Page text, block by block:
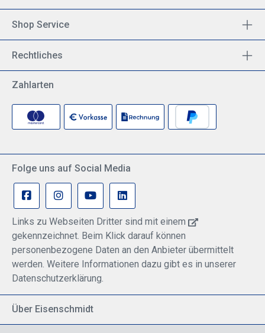
Shop Service
Rechtliches
Zahlarten
Folge uns auf Social Media
Links zu Webseiten Dritter sind mit einem
gekennzeichnet. Beim Klick darauf können
personenbezogene Daten an den Anbieter übermittelt
werden. Weitere Informationen dazu gibt es in unserer
Datenschutzerklärung.
Über Eisenschmidt